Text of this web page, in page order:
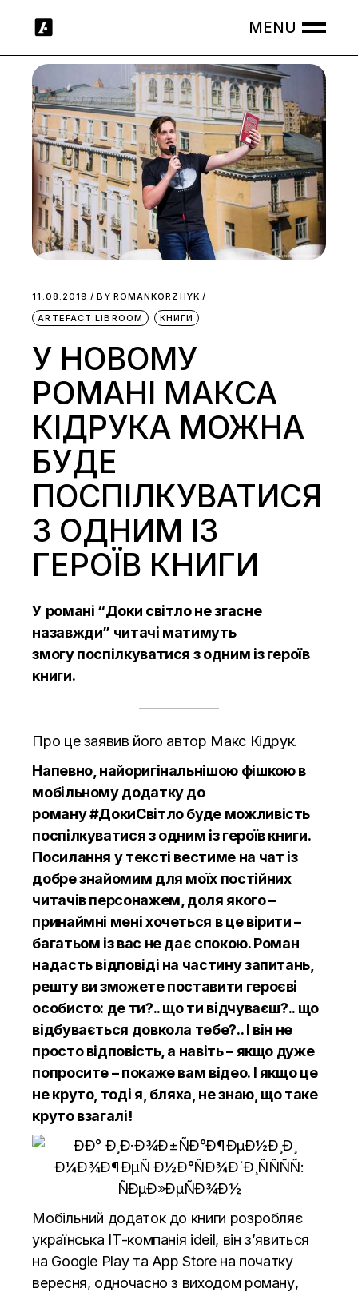
11.08.2019 BY ROMANKORZHYK
ARTEFACT.LIBROOM
КНИГИ
У НОВОМУ
РОМАНІ МАКСА
КІДРУКА МОЖНА
БУДЕ
ПОСПІЛКУВАТИСЯ
З ОДНИМ ІЗ
ГЕРОЇВ КНИГИ
У романі “Доки світло не згасне
назавжди” читачі матимуть
змогу поспілкуватися з одним із героїв
книги.
Про це заявив його автор Макс Кідрук.
Напевно, найоригінальнішою фішкою в
мобільному додатку до
роману#ДокиСвітлобуде можливість
поспілкуватися з одним із героїв книги.
Посилання у тексті вестиме на чат із
добре знайомим для моїх постійних
читачів персонажем, доля якого –
принаймні мені хочеться в це вірити –
багатьом із вас не дає спокою. Роман
надасть відповіді на частину запитань,
решту ви зможете поставити героєві
особисто: де ти?.. що ти відчуваєш?.. що
відбувається довкола тебе?.. І він не
просто відповість, а навіть – якщо дуже
попросите – покаже вам відео. І якщо це
не круто, тоді я, бляха, не знаю, що таке
круто взагалі!
Мобільний додаток до книги розробляє
українська ІТ-компанія ideil, він з’явиться
на Google Play та App Store на початку
вересня, одночасно з виходом роману,